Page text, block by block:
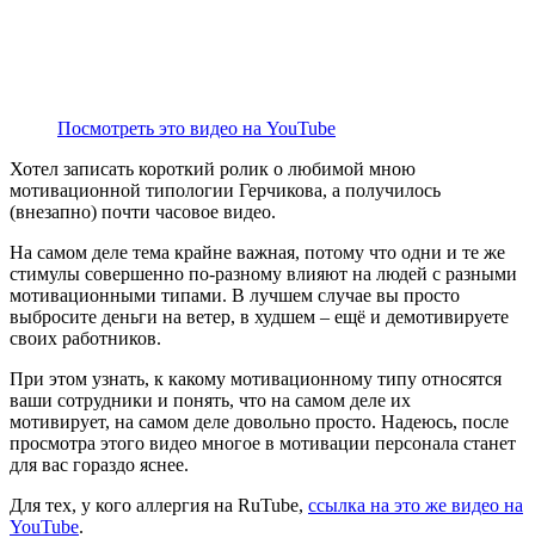
Посмотреть это видео на YouTube
Хотел записать короткий ролик о любимой мною
мотивационной типологии Герчикова, а получилось
(внезапно) почти часовое видео.
На самом деле тема крайне важная, потому что одни и те же
стимулы совершенно по-разному влияют на людей с разными
мотивационными типами. В лучшем случае вы просто
выбросите деньги на ветер, в худшем – ещё и демотивируете
своих работников.
При этом узнать, к какому мотивационному типу относятся
ваши сотрудники и понять, что на самом деле их
мотивирует, на самом деле довольно просто. Надеюсь, после
просмотра этого видео многое в мотивации персонала станет
для вас гораздо яснее.
Для тех, у кого аллергия на RuTube, ссылка на это же видео на
YouTube.